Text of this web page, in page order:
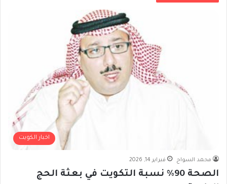
اخبار الكويت
محمد السواح فبراير 14, 2026
الصحة 90% نسبة التكويت في بعثة الحج